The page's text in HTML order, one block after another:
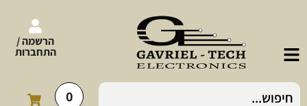
הרשמה /
התחברות
0